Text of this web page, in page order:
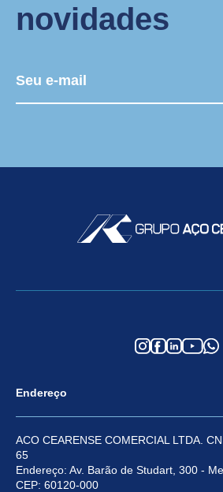
novidades
Endereço
ACO CEARENSE COMERCIAL LTDA.
65
Endereço: Av. Barão de Studart, 300 -
CEP: 60120-000